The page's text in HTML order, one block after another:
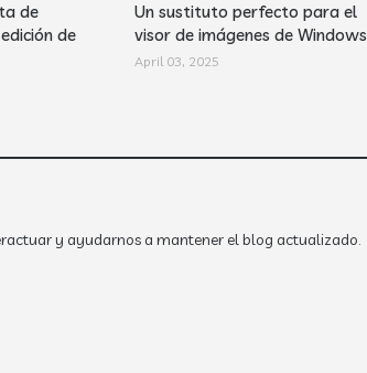
de
de
Un sustituto perfecto para el
visor de imágenes de Windows
April 03, 2025
y ayudarnos a mantener el blog actualizado.